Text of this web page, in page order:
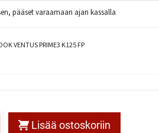
pääset varaamaan ajan kassalla
VENTUS PRIME3 K125 FP
Lisää ostoskoriin